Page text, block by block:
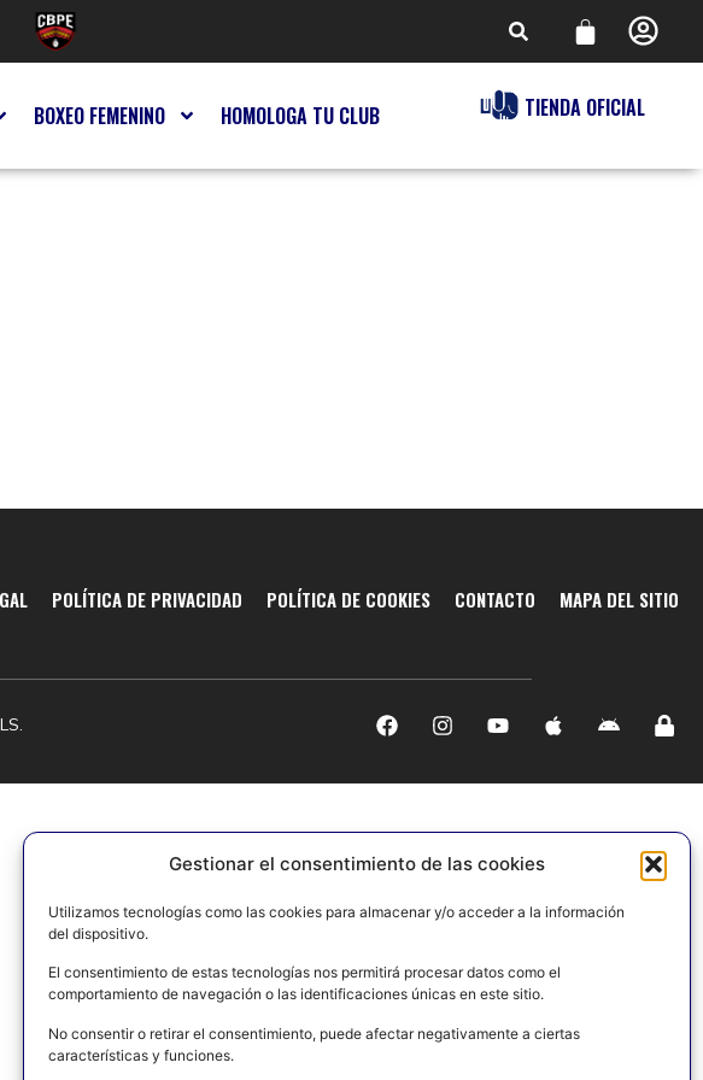
Gestionar el consentimiento de las cookies
Utilizamos tecnologías como las cookies para almacenar y/o acceder a la información
del dispositivo.
El consentimiento de estas tecnologías nos permitirá procesar datos como el
comportamiento de navegación o las identificaciones únicas en este sitio.
No consentir o retirar el consentimiento, puede afectar negativamente a ciertas
características y funciones.
BOXEO FEMENINO HOMOLOGA TU CLUB TIENDA OFICIAL
POLÍTICA DE PRIVACIDAD POLÍTICA DE COOKIES CONTACTO MAPA DEL SITIO